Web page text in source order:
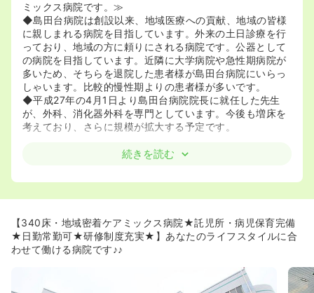
ミックス病院です。≫
◆島田台病院は創設以来、地域医療への貢献、地域の皆様
に親しまれる病院を目指しています。外来の土日診療を行
っており、地域の方に頼りにされる病院です。公器として
の病院を目指しています。近隣に大学病院や急性期病院が
多いため、そちらを退院した患者様が島田台病院にいらっ
しゃいます。比較的慢性期よりの患者様が多いです。
◆平成27年の4月1日より島田台病院院長に就任した先生
が、外科、消化器外科を専門としています。今後も増床を
考えており、さらに規模が拡大する予定です。
≪看護部長様があなたにあった働き方を提案してくれます
◆島田台病院に勤める看護師様には、長く勤めてもらえる
◆週1日～、午前のみ、午後のみなど、あなたのライフス
タイルに合わせて働くことが可能です！
◆日勤常勤での勤務が可能です！賞与も支給されますの
ない…でも、お給与は欲しい…！！」というご希望のママ
さんナースの方にオススメの求人です！
続きを読む
【340床・地域密着ケアミックス病院★託児所・病児保育完備
★日勤常勤可★研修制度充実★】あなたのライフスタイルに合
わせて働ける病院です♪♪